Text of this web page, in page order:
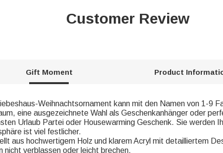
Customer Review
Gift Moment Product
Weihnachtsornament kann mit den Namen von 1-9
eine ausgezeichnete Wahl als Geschenkanhänger oder
Urlaub Partei oder Housewarming Geschenk. Sie werden
ist viel festlicher.
aus hochwertigem Holz und klarem Acryl mit detailliertem
nicht verblassen oder leicht brechen.